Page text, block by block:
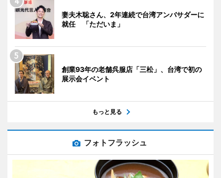
妻夫木聡さん、2年連続で台湾アンバサダーに
就任 「ただいま」
創業93年の老舗呉服店「三松」、台湾で初の
展示会イベント
もっと見る
フォトフラッシュ